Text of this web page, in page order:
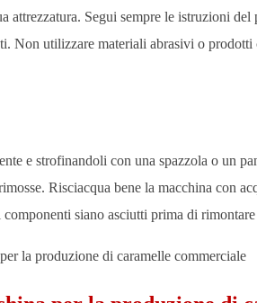
attrezzatura. Segui sempre le istruzioni
Non utilizzare materiali abrasivi o
e strofinandoli con una spazzola o un
Risciacqua bene la macchina con
siano asciutti prima di